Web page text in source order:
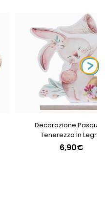
Decorazione
Tenerezza In Legno
6,90€